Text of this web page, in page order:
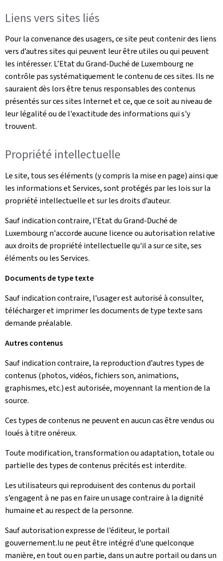
Liens vers sites liés
Pour la convenance des usagers, ce site peut contenir des liens
vers d’autres sites qui peuvent leur être utiles ou qui peuvent
les intéresser. L’Etat du Grand-Duché de Luxembourg ne
contrôle pas systématiquement le contenu de ces sites. Ils ne
sauraient dès lors être tenus responsables des contenus
présentés sur ces sites Internet et ce, que ce soit au niveau de
leur légalité ou de l'exactitude des informations qui s'y
trouvent.
Propriété intellectuelle
Le site, tous ses éléments (y compris la mise en page) ainsi que
les informations et Services, sont protégés par les lois sur la
propriété intellectuelle et sur les droits d’auteur.
Sauf indication contraire, l’Etat du Grand-Duché de
Luxembourg n'accorde aucune licence ou autorisation relative
aux droits de propriété intellectuelle qu'il a sur ce site, ses
éléments ou les Services.
Documents de type texte
Sauf indication contraire, l’usager est autorisé à consulter,
télécharger et imprimer les documents de type texte sans
demande préalable.
Autres contenus
Sauf indication contraire, la reproduction d’autres types de
contenus (photos, vidéos, fichiers son, animations,
graphismes, etc.) est autorisée, moyennant la mention de la
source.
Ces types de contenus ne peuvent en aucun cas être vendus ou
loués à titre onéreux.
Toute modification, transformation ou adaptation, totale ou
partielle des types de contenus précités est interdite.
Les utilisateurs qui reproduisent des contenus du portail
s’engagent à ne pas en faire un usage contraire à la dignité
humaine et au respect de la personne.
Sauf autorisation expresse de l’éditeur, le portail
gouvernement.lu ne peut être intégré d'une quelconque
manière, en tout ou en partie, dans un autre portail ou dans un